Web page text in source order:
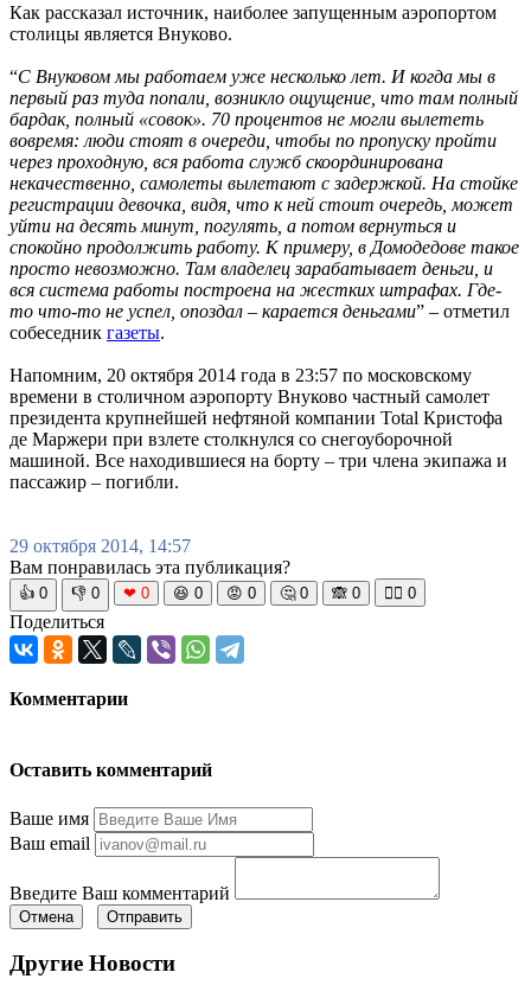
Как рассказал источник, наиболее запущенным аэропортом
столицы является Внуково.
“С Внуковом мы работаем уже несколько лет. И когда мы в
первый раз туда попали, возникло ощущение, что там полный
бардак, полный «совок». 70 процентов не могли вылететь
вовремя: люди стоят в очереди, чтобы по пропуску пройти
через проходную, вся работа служб скоординирована
некачественно, самолеты вылетают с задержкой. На стойке
регистрации девочка, видя, что к ней стоит очередь, может
уйти на десять минут, погулять, а потом вернуться и
спокойно продолжить работу. К примеру, в Домодедове такое
просто невозможно. Там владелец зарабатывает деньги, и
вся система работы построена на жестких штрафах. Где-
то что-то не успел, опоздал – карается деньгами” – отметил
собеседник газеты.
Напомним, 20 октября 2014 года в 23:57 по московскому
времени в столичном аэропорту Внуково частный самолет
президента крупнейшей нефтяной компании Total Кристофа
де Маржери при взлете столкнулся со снегоуборочной
машиной. Все находившиеся на борту – три члена экипажа и
пассажир – погибли.
29 октября 2014, 14:57
Вам понравилась эта публикация?
👍 0 👎 0 ❤ 0 😆 0 😡 0 🤔 0 🙈 0 🧘‍♀️ 0
Поделиться
Комментарии
Оставить комментарий
Ваше имя
Ваш email
Введите Ваш комментарий
Отмена Отправить
Другие Новости